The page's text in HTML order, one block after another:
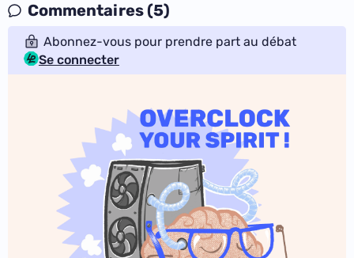
Commentaires (5)
Abonnez-vous pour prendre part au débat
Se connecter